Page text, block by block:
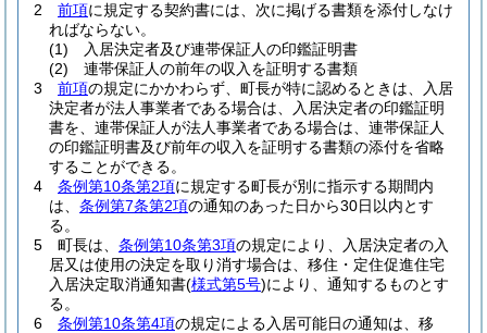
2
前項に規定する契約書には、次に掲げる書類を添付しなけ
ればならない。
(1)
入居決定者及び連帯保証人の印鑑証明書
(2)
連帯保証人の前年の収入を証明する書類
3
前項の規定にかかわらず、町長が特に認めるときは、入居
決定者が法人事業者である場合は、入居決定者の印鑑証明
書を、連帯保証人が法人事業者である場合は、連帯保証人
の印鑑証明書及び前年の収入を証明する書類の添付を省略
することができる。
4
条例第10条第2項に規定する町長が別に指示する期間内
は、 条例第7条第2項の通知のあった日から30日以内とす
る。
5
町長は、 条例第10条第3項の規定により、入居決定者の入
居又は使用の決定を取り消す場合は、移住・定住促進住宅
入居決定取消通知書(様式第5号)により、通知するものとす
る。
6
条例第10条第4項の規定による入居可能日の通知は、移